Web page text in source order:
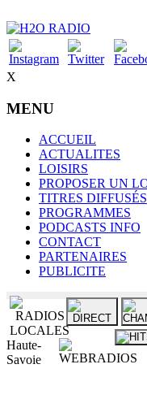
X
MENU
ACCUEIL
ACTUALITES
LOISIRS
PROPOSER UN
TITRES DIFFUSÉS
PROGRAMMES
PODCASTS INFO
CONTACT
PARTENAIRES
PUBLICITE
Haute-
Savoie